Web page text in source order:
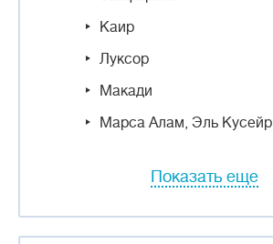
Каир
Луксор
Макади
Марса Алам, Эль Кусейр
Показать еще